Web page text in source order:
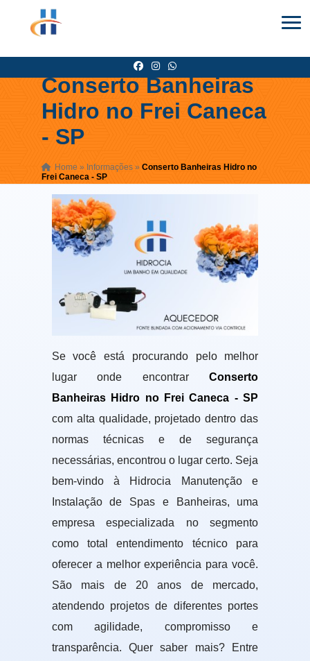
Conserto Banheiras
Hidro no Frei Caneca
- SP
Home » Informações » Conserto Banheiras Hidro no
Frei Caneca - SP
Se você está procurando pelo melhor
lugar onde encontrarConserto
Banheiras Hidro no Frei Caneca - SP
com alta qualidade, projetado dentro das
normas técnicas e de segurança
necessárias, encontrou o lugar certo. Seja
bem-vindo à Hidrocia Manutenção e
Instalação de Spas e Banheiras, uma
empresa especializada no segmento
como total entendimento técnico para
oferecer a melhor experiência para você.
São mais de 20 anos de mercado,
atendendo projetos de diferentes portes
com agilidade, compromisso e
transparência. Quer saber mais? Entre